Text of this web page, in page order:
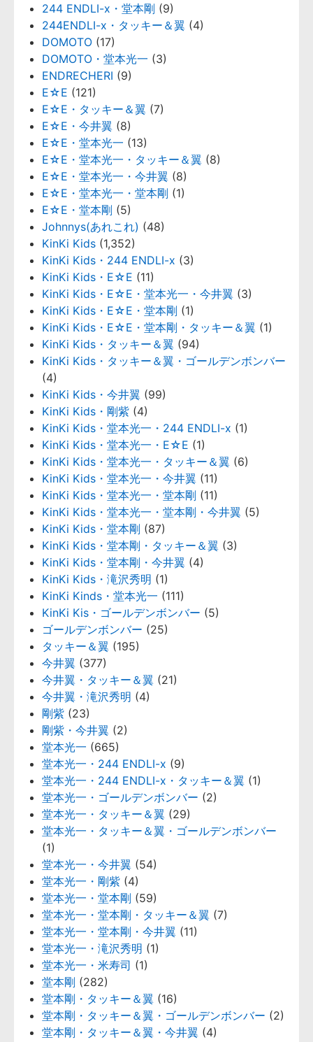
244 ENDLI-x・堂本剛 (9)
244ENDLI-x・タッキー＆翼 (4)
DOMOTO (17)
DOMOTO・堂本光一 (3)
ENDRECHERI (9)
E☆E (121)
E☆E・タッキー＆翼 (7)
E☆E・今井翼 (8)
E☆E・堂本光一 (13)
E☆E・堂本光一・タッキー＆翼 (8)
E☆E・堂本光一・今井翼 (8)
E☆E・堂本光一・堂本剛 (1)
E☆E・堂本剛 (5)
Johnnys(あれこれ) (48)
KinKi Kids (1,352)
KinKi Kids・244 ENDLI-x (3)
KinKi Kids・E☆E (11)
KinKi Kids・E☆E・堂本光一・今井翼 (3)
KinKi Kids・E☆E・堂本剛 (1)
KinKi Kids・E☆E・堂本剛・タッキー＆翼 (1)
KinKi Kids・タッキー＆翼 (94)
KinKi Kids・タッキー＆翼・ゴールデンボンバー
(4)
KinKi Kids・今井翼 (99)
KinKi Kids・剛紫 (4)
KinKi Kids・堂本光一・244 ENDLI-x (1)
KinKi Kids・堂本光一・E☆E (1)
KinKi Kids・堂本光一・タッキー＆翼 (6)
KinKi Kids・堂本光一・今井翼 (11)
KinKi Kids・堂本光一・堂本剛 (11)
KinKi Kids・堂本光一・堂本剛・今井翼 (5)
KinKi Kids・堂本剛 (87)
KinKi Kids・堂本剛・タッキー＆翼 (3)
KinKi Kids・堂本剛・今井翼 (4)
KinKi Kids・滝沢秀明 (1)
KinKi Kinds・堂本光一 (111)
KinKi Kis・ゴールデンボンバー (5)
ゴールデンボンバー (25)
タッキー＆翼 (195)
今井翼 (377)
今井翼・タッキー＆翼 (21)
今井翼・滝沢秀明 (4)
剛紫 (23)
剛紫・今井翼 (2)
堂本光一 (665)
堂本光一・244 ENDLI-x (9)
堂本光一・244 ENDLI-x・タッキー＆翼 (1)
堂本光一・ゴールデンボンバー (2)
堂本光一・タッキー＆翼 (29)
堂本光一・タッキー＆翼・ゴールデンボンバー
(1)
堂本光一・今井翼 (54)
堂本光一・剛紫 (4)
堂本光一・堂本剛 (59)
堂本光一・堂本剛・タッキー＆翼 (7)
堂本光一・堂本剛・今井翼 (11)
堂本光一・滝沢秀明 (1)
堂本光一・米寿司 (1)
堂本剛 (282)
堂本剛・タッキー＆翼 (16)
堂本剛・タッキー＆翼・ゴールデンボンバー (2)
堂本剛・タッキー＆翼・今井翼 (4)